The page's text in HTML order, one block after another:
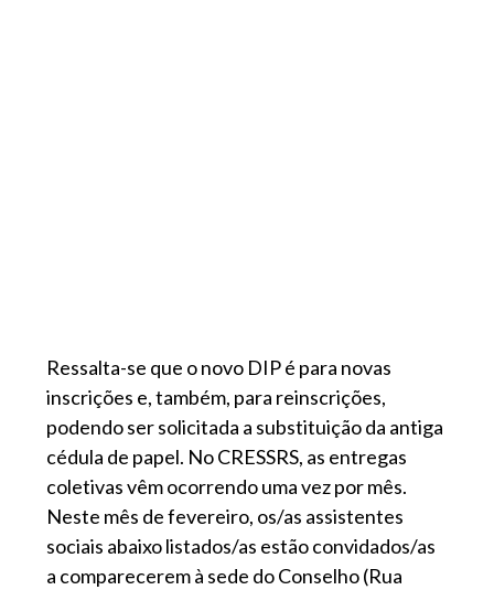
Ressalta-se que o novo DIP é para novas
inscrições e, também, para reinscrições,
podendo ser solicitada a substituição da antiga
cédula de papel. No CRESSRS, as entregas
coletivas vêm ocorrendo uma vez por mês.
Neste mês de fevereiro, os/as assistentes
sociais abaixo listados/as estão convidados/as
a comparecerem à sede do Conselho (Rua